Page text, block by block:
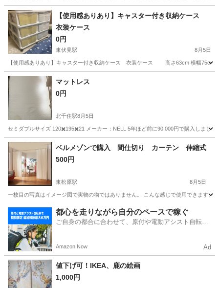
東京 江東区 東大島駅 その他
【使用感ありあり】キャスター付き収納ケース
衣装ケース
0円
東伏見駅 8月5日
【使用感ありあり】キャスター付き収納ケース 衣装ケース 高さ63cm 横幅75cm
東京 武蔵野市 東伏見駅
マットレス
0円
北千住駅8月5日
セミダブルサイズ 120✖️195✖️21 メーカー：NELL 5年ほど前に90,000円で購入しまし
東京 足立区 北千住駅 寝具
ベルメゾンで購入 間仕切り カーテン 伸縮式
500円
東松原駅 8月5日
一枚目の写真はイメージ図で実物の物ではありません。 こんな感じで使用できます
東松原駅 その他
都心を走りながら自分のペースで稼ぐ
ご自身の都合に合わせて、原付や電動アシスト自転車
Amazon Now Ad
値下げ可！IKEA、鹿の絵画
1,000円